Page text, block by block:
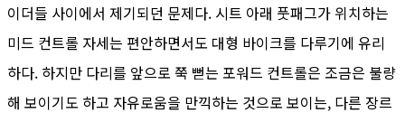
이더들 사이에서 제기되던 문제다. 시트 아래 풋패그가 위치하는
미드 컨트롤 자세는 편안하면서도 대형 바이크를 다루기에 유리
하다. 하지만 다리를 앞으로 쭉 뻗는 포워드 컨트롤은 조금은 불량
해 보이기도 하고 자유로움을 만끽하는 것으로 보이는, 다른 장르